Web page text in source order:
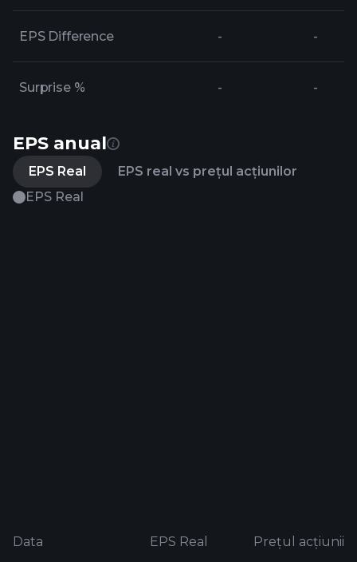
EPS Difference - -
Surprise % - -
EPS anual
EPS Real
EPS real vs prețul acțiunilor
EPS Real
Data EPS Real Prețul acțiunii